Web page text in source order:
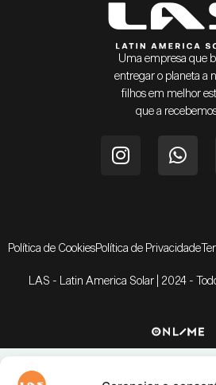
Uma empresa que
entregar o planeta a
filhos em melhor
que a
Política de CookiesPolítica de Privacidade
LAS - Latin America Solar | 2024 -